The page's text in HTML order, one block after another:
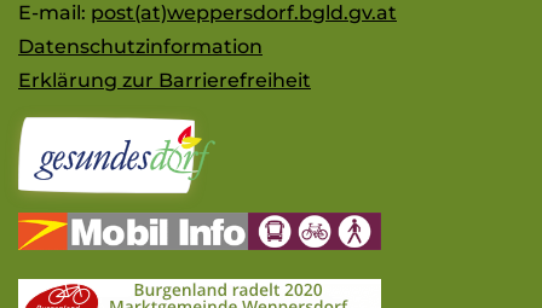
E-mail: post(at)weppersdorf.bgld.gv.at
Datenschutzinformation
Erklärung zur Barrierefreiheit